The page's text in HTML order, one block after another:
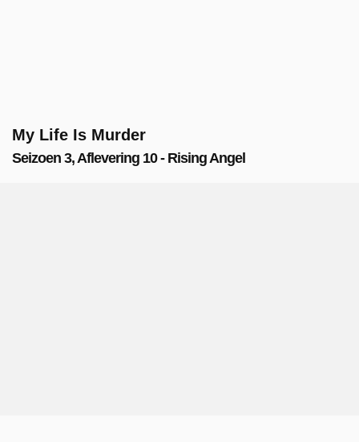
My Life Is Murder
Seizoen 3, Aflevering 10 - Rising Angel